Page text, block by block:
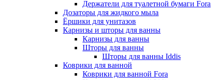
Держатели для туалетной бумаги Fora
Дозаторы для жидкого мыла
Ёршики для унитазов
Карнизы и шторы для ванны
Карнизы для ванны
Шторы для ванны
Шторы для ванны Iddis
Коврики для ванной
Коврики для ванной Fora